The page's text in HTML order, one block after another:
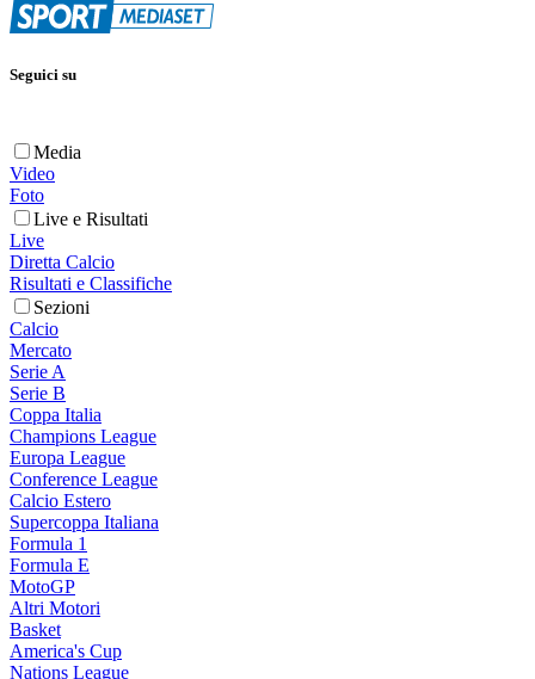
Seguici su
Media
Video
Foto
Live e Risultati
Live
Diretta Calcio
Risultati e Classifiche
Sezioni
Calcio
Mercato
Serie A
Serie B
Coppa Italia
Champions League
Europa League
Conference League
Calcio Estero
Supercoppa Italiana
Formula 1
Formula E
MotoGP
Altri Motori
Basket
America's Cup
Nations League